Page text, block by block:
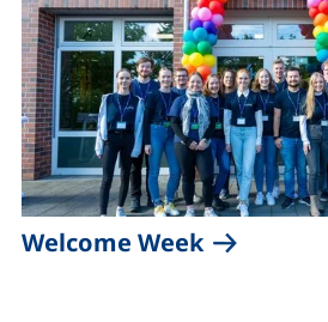
Welcome Week(externer